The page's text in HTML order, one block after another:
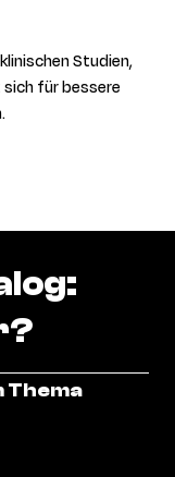
Studien,
für bessere
Thema